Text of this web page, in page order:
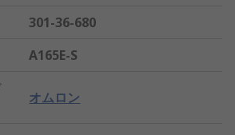
301-36-680
A165E-S
オムロン